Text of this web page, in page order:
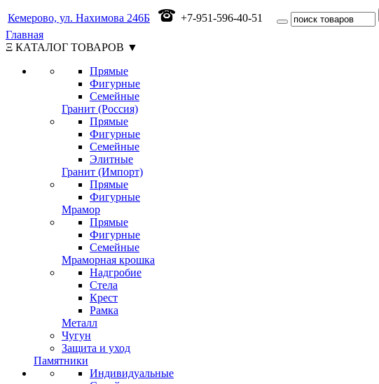
Кемерово, ул. Нахимова 246Б +7-951-596-40-51
Главная
Ξ КАТАЛОГ ТОВАРОВ ▼
Прямые
Фигурные
Семейные
Гранит (Россия)
Прямые
Фигурные
Семейные
Элитные
Гранит (Импорт)
Прямые
Фигурные
Мрамор
Прямые
Фигурные
Семейные
Мраморная крошка
Надгробие
Стела
Крест
Рамка
Металл
Чугун
Защита и уход
Памятники
Индивидуальные